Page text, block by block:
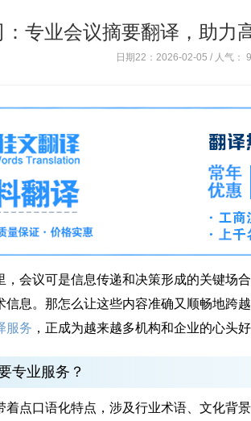
专业会议摘要翻译，助力
日期22：2026-02-05 / 人气：
议可是信息传递和决策形成的关键场
息。那怎么让这些内容准确又顺畅地跨
服务 ，正成为越来越多机构和企业的心头好
专业服务？
口语化特点，涉及行业术语、文化背